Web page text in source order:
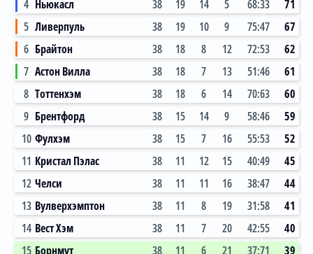
4 Ньюкасл 38 19 14 5 68:33
71
5 Ливерпуль 38 19 10 9 75:47
67
6 Брайтон 38 18 8 12 72:53
62
7 Астон Вилла 38 18 7 13 51:46
61
8 Тоттенхэм 38 18 6 14 70:63
60
9 Брентфорд 38 15 14 9 58:46
59
10 Фулхэм 38 15 7 16 55:53
52
11 Кристал Пэлас 38 11 12 15 40:49
45
12 Челси 38 11 11 16 38:47
44
13 Вулверхэмптон 38 11 8 19 31:58
41
14 Вест Хэм 38 11 7 20 42:55
40
15 Борнмут 38 11 6 21 37:71
39